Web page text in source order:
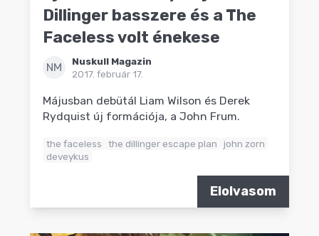
Dillinger basszere és a The
Faceless volt énekese
NM
Nuskull Magazin
2017. február 17.
Májusban debütál Liam Wilson és Derek
Rydquist új formációja, a John Frum.
the faceless the dillinger escape plan
john zorn
deveykus
Elolvasom